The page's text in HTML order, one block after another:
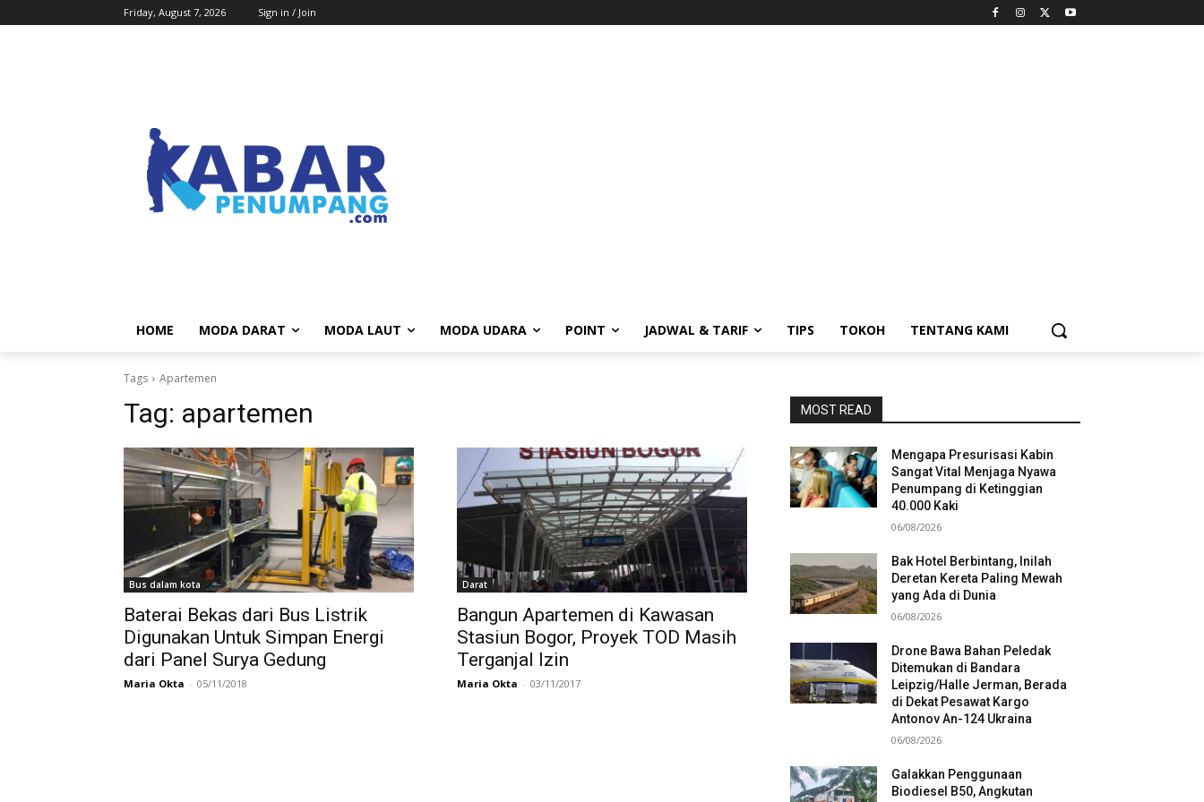
Friday, August 7, 2026 Sign in / Join
HOME MODA DARAT MODA LAUT MODA UDARA POINT JADWAL & TARIF TIPS TOKOH TENTANG KAMI
Tags Apartemen
Tag: apartemen
Bus dalam kota
Baterai Bekas dari Bus Listrik
Digunakan Untuk Simpan Energi
dari Panel Surya Gedung
Maria Okta - 05/11/2018
Darat
Bangun Apartemen di Kawasan
Stasiun Bogor, Proyek TOD Masih
Terganjal Izin
Maria Okta - 03/11/2017
MOST READ
Mengapa Presurisasi Kabin
Sangat Vital Menjaga Nyawa
Penumpang di Ketinggian
40.000 Kaki
06/08/2026
Bak Hotel Berbintang, Inilah
Deretan Kereta Paling Mewah
yang Ada di Dunia
06/08/2026
Drone Bawa Bahan Peledak
Ditemukan di Bandara
Leipzig/Halle Jerman, Berada
di Dekat Pesawat Kargo
Antonov An-124 Ukraina
06/08/2026
Galakkan Penggunaan
Biodiesel B50, Angkutan